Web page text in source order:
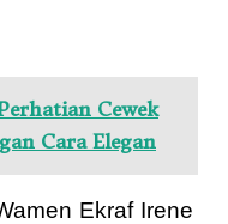
Cewek
Cara Elegan
Ekraf Irene